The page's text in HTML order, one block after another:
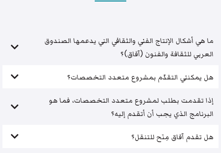
ما هي أشكال الإنتاج الفني والثقافي التي يدعمها الصندوق
العربي للثقافة والفنون (آفاق)؟
هل يمكنني التقدّم بمشروع متعدد التخصصات؟
إذا تقدمت بطلب لمشروع متعدد التخصصات، فما هو
البرنامج الذي يجب أن أتقدم إليه؟
هل تقدم آفاق مِنَح للتنقل؟